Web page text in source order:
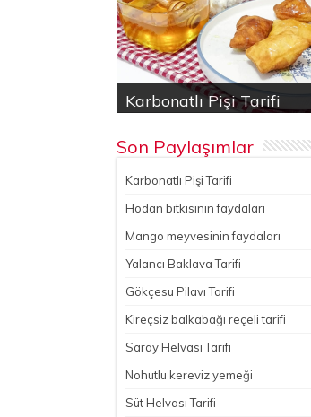
Karbonatlı Pişi Tarifi
Hodan bitkisinin faydaları
Yalancı Baklava Tarifi
Gökçesu Pilavı Tarifi
Nohutlu kereviz yemeği
Son Paylaşımlar
Karbonatlı Pişi Tarifi
Hodan bitkisinin faydaları
Mango meyvesinin faydaları
Yalancı Baklava Tarifi
Gökçesu Pilavı Tarifi
Kireçsiz balkabağı reçeli tarifi
Saray Helvası Tarifi
Nohutlu kereviz yemeği
Süt Helvası Tarifi